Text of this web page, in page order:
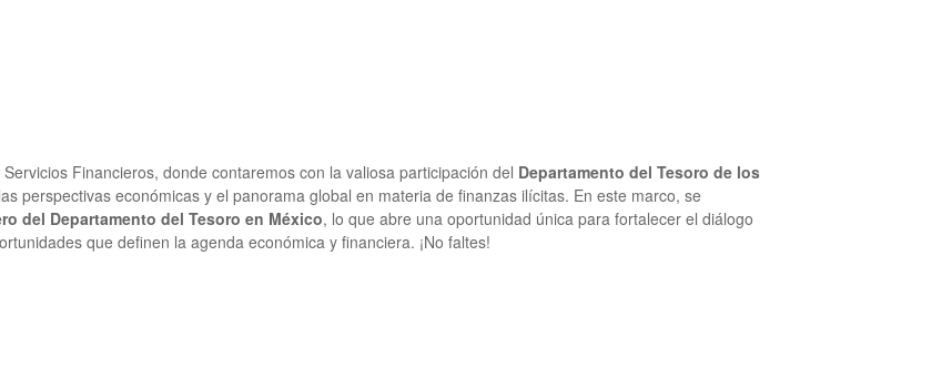
Financieros, donde contaremos con la valiosa participación del Departamento del Tesoro de los
perspectivas económicas y el panorama global en materia de finanzas ilícitas. En este marco, se
del Departamento del Tesoro en México, lo que abre una oportunidad única para fortalecer el diálogo
que definen la agenda económica y financiera. ¡No faltes!